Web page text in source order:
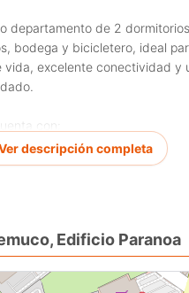
departamento de 2
bodega y bicicletero, ideal
vida, excelente conectividad y
con:
salida a terraza
con orientación poniente, lo
atardeceres y excelente
descripción completa
Edificio Paranoa